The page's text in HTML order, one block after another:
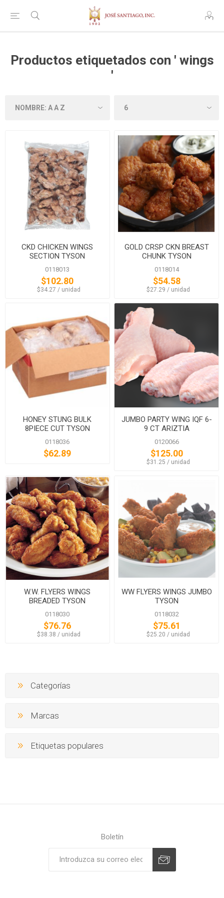
Productos etiquetados con ' wings
'
CKD CHICKEN WINGS
SECTION TYSON
0118013
$102.80
‏‏‎ ‎‏‏‎ ‎$34.27 / unidad
GOLD CRSP CKN BREAST
CHUNK TYSON
0118014
$54.58
‏‏‎ ‎‏‏‎ ‎$27.29 / unidad
HONEY STUNG BULK
8PIECE CUT TYSON
0118036
$62.89
JUMBO PARTY WING IQF 6-
9 CT ARIZTIA
0120066
$125.00
‏‏‎ ‎‏‏‎ ‎$31.25 / unidad
W.W. FLYERS WINGS
BREADED TYSON
0118030
$76.76
‏‏‎ ‎‏‏‎ ‎$38.38 / unidad
WW FLYERS WINGS JUMBO
TYSON
0118032
$75.61
‏‏‎ ‎‏‏‎ ‎$25.20 / unidad
Categorías
Marcas
Etiquetas populares
Boletín